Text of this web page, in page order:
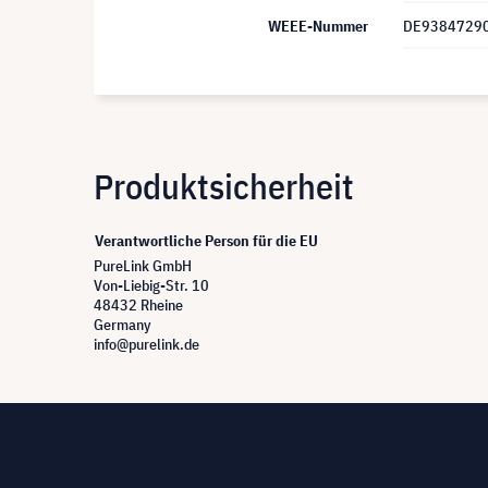
WEEE-Nummer
Produktsicherheit
Verantwortliche Person für die EU
PureLink GmbH
Von-Liebig-Str. 10
48432 Rheine
Germany
info@purelink.de